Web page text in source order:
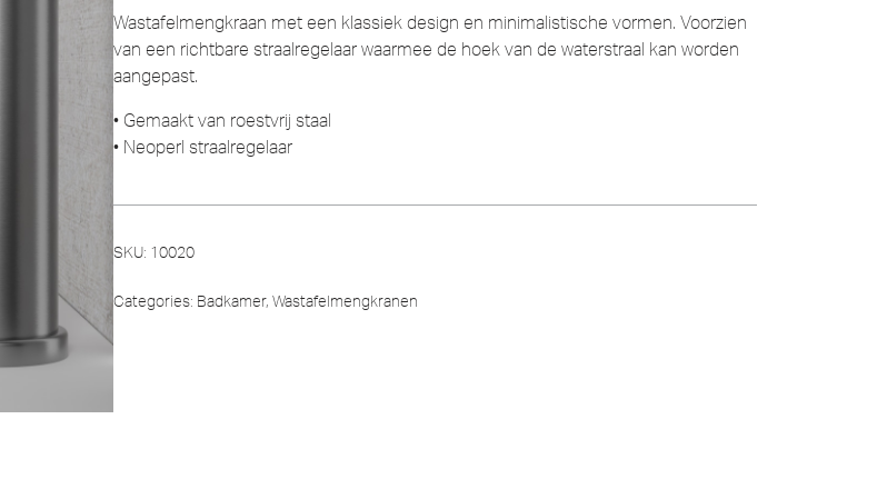
Wastafelmengkraan met een klassiek design en minimalistische vormen. Voorzien
van een richtbare straalregelaar waarmee de hoek van de waterstraal kan worden
aangepast.
• Gemaakt van roestvrij staal
• Neoperl straalregelaar
SKU: 10020
Categories: Badkamer, Wastafelmengkranen